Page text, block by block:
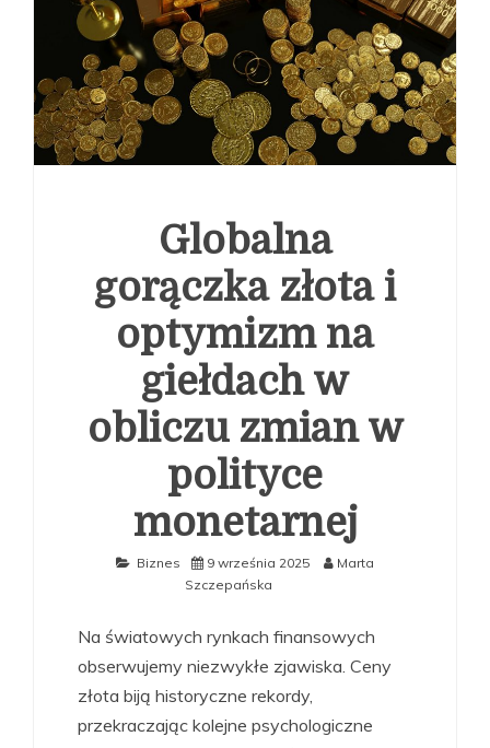
reaguje na potrzeby klientów
przetasowania w telekomunikacji: od ewolucji
Polsatu po amerykański wyścig o sztuczną
Globalna
gorączka złota i
optymizm na
giełdach w
obliczu zmian w
polityce
monetarnej
Biznes 9 września 2025
Marta
Szczepańska
Na światowych rynkach finansowych
obserwujemy niezwykłe zjawiska. Ceny
złota biją historyczne rekordy,
przekraczając kolejne psychologiczne